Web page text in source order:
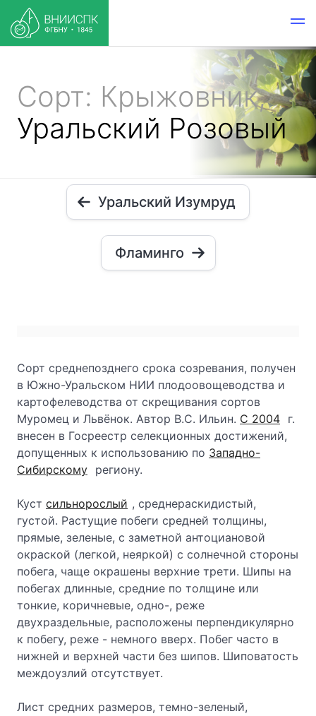
Сорт: Крыжовник,
Уральский Розовый
Уральский Изумруд
Фламинго
Сорт среднепозднего срока созревания, получен
в Южно-Уральском НИИ плодоовощеводства и
картофелеводства от скрещивания сортов
Муромец и Львёнок. Автор В.С. Ильин. С 2004 г.
внесен в Госреестр селекционных достижений,
допущенных к использованию по Западно-
Сибирскому региону.
Куст сильнорослый , среднераскидистый,
густой. Растущие побеги средней толщины,
прямые, зеленые, с заметной антоциановой
окраской (легкой, неяркой) с солнечной стороны
побега, чаще окрашены верхние трети. Шипы на
побегах длинные, средние по толщине или
тонкие, коричневые, одно-, реже
двухраздельные, расположены перпендикулярно
к побегу, реже - немного вверх. Побег часто в
нижней и верхней части без шипов. Шиповатость
междоузлий отсутствует.
Лист средних размеров, темно-зеленый,